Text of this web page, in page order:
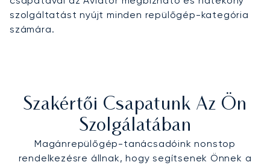
szolgáltatást nyújt minden repülőgép-kategória
számára.
Szakértői Csapatunk Az Ön
Szolgálatában
Magánrepülőgép-tanácsadóink nonstop
rendelkezésre állnak, hogy segítsenek Önnek a